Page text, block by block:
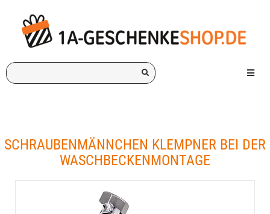
Ich
suche
Menü
SCHRAUBENMÄNNCHEN KLEMPNER BEI DER
WASCHBECKENMONTAGE